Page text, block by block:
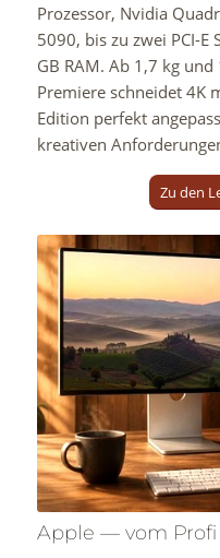
Prozessor, Nvidia
5090, bis zu zwei PCI-
GB RAM. Ab 1,7 kg
Premiere schneidet 4K
Edition perfekt
kreativen
Zu den
Apple — vom